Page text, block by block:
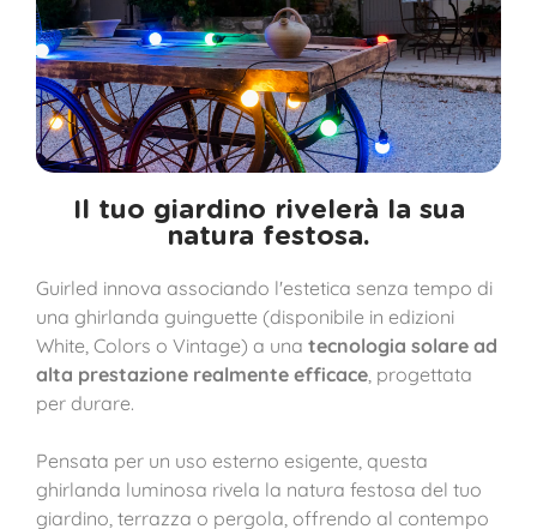
Il tuo giardino rivelerà la sua
natura festosa.
Guirled innova associando l'estetica senza tempo di
una ghirlanda guinguette (disponibile in edizioni
White, Colors o Vintage) a una tecnologia solare ad
alta prestazione realmente efficace, progettata
per durare.
Pensata per un uso esterno esigente, questa
ghirlanda luminosa rivela la natura festosa del tuo
giardino, terrazza o pergola, offrendo al contempo